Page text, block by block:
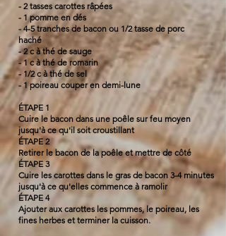
ÉTAPE 1
Cuire le bacon dans une poêle sur feu moyen
jusqu'à ce qu'il soit croustillant
ÉTAPE 2
Retirer le bacon de la poêle et mettre de côté
ÉTAPE 3
Cuire les carottes dans le gras de bacon 3-4 minutes
jusqu'à ce qu'elles commence à ramolir
ÉTAPE 4
Ajouter aux carottes les pommes, le poireau, les
fines herbes et terminer la cuisson.
- 2 tasses carottes râpées
- 1 pomme en dés
- 4-5 tranches de bacon ou 1/2 tasse de porc
haché
- 2 c à thé de sauge
- 1 c à thé de romarin
- 1/2 c à thé de sel
- 1 poireau couper en demi-lune